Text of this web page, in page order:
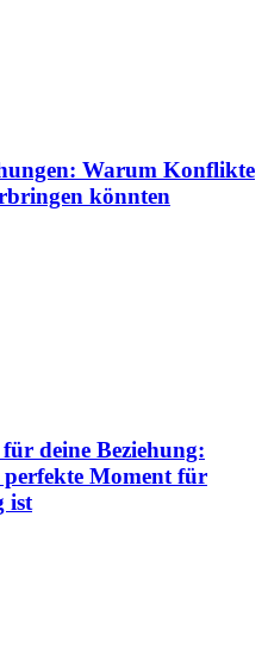
Warum Konflikte
könnten
deine Beziehung:
Moment für
ist